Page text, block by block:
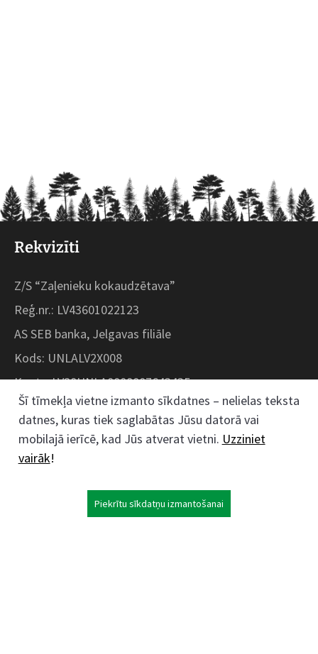
Rekvizīti
Z/S “Zaļenieku kokaudzētava”
Reģ.nr.: LV43601022123
AS SEB banka, Jelgavas filiāle
Kods: UNLALV2X008
Konts: LV28UNLA0008007643435
Kokaudzētavas iela 1, Zaļenieki, Zaļenieku
pagasts, Jelgavas novads, LV- 3011, Latvija
Šī tīmekļa vietne izmanto sīkdatnes – nelielas teksta
datnes, kuras tiek saglabātas Jūsu datorā vai
mobilajā ierīcē, kad Jūs atverat vietni. Uzziniet
vairāk!
Piekrītu sīkdatņu izmantošanai